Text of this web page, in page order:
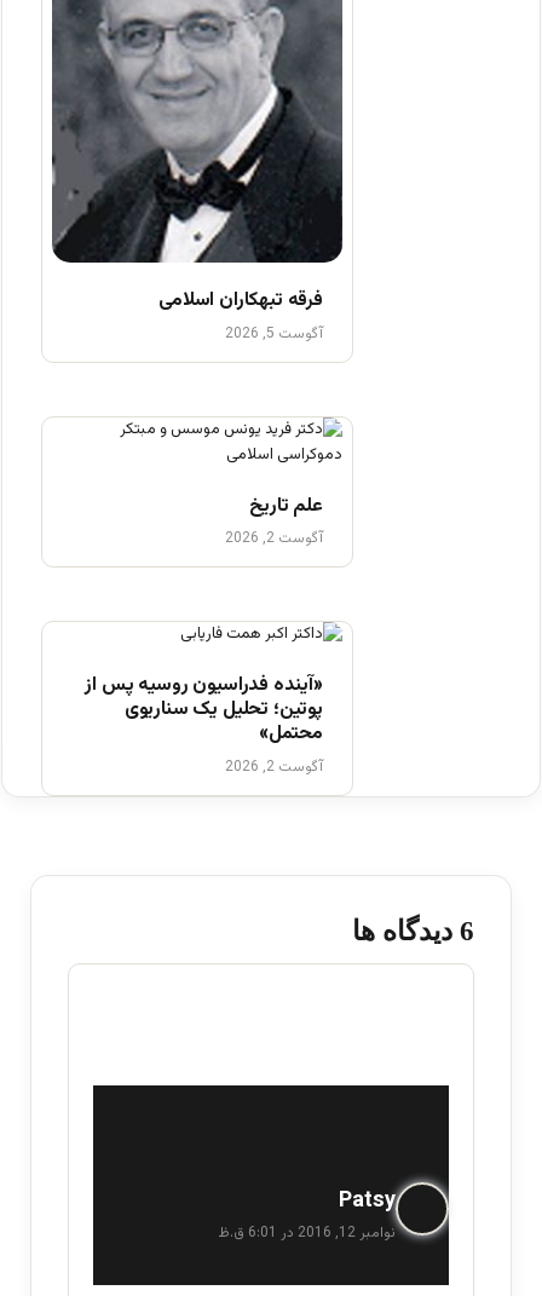
فرقه تبهکاران اسلامی
آگوست 5, 2026
علم تاریخ
آگوست 2, 2026
«آینده فدراسیون روسیه پس از
پوتین؛ تحلیل یک سناریوی
محتمل»
آگوست 2, 2026
‫6 دیدگاه ها
Patsy
نوامبر 12, 2016 در 6:01 ق.ظ